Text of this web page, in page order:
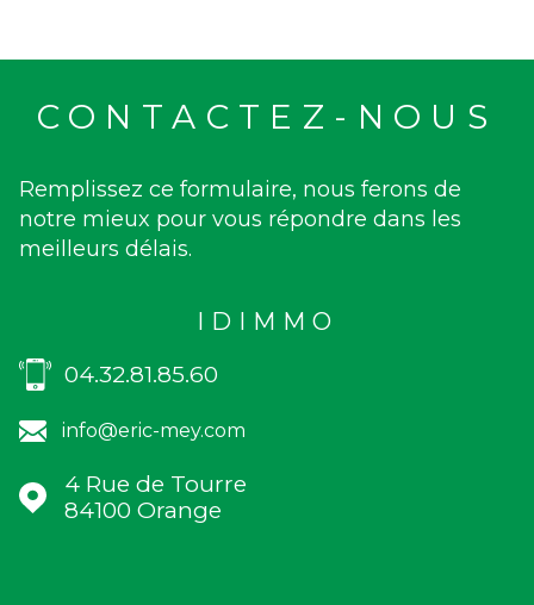
CONTACTEZ-NOUS
Remplissez ce formulaire, nous ferons de
notre mieux pour vous répondre dans les
meilleurs délais.
IDIMMO
04.32.81.85.60
info@eric-mey.com
4 Rue de Tourre
84100
Orange